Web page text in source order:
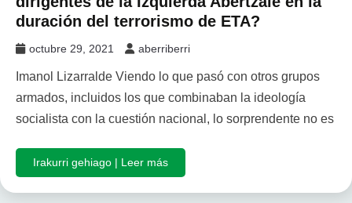
duración del terrorismo de ETA?
octubre 29, 2021 aberriberri
Imanol Lizarralde Viendo lo que pasó con otros grupos
armados, incluidos los que combinaban la ideología
socialista con la cuestión nacional, lo sorprendente no es
Irakurri gehiago | Leer más